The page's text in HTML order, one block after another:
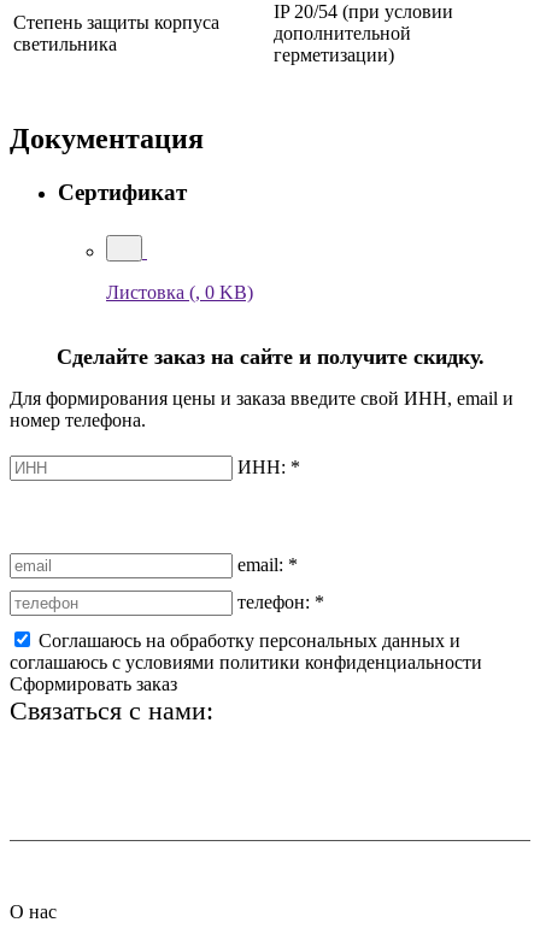
Степень защиты корпуса
светильника
IP 20/54 (при условии
дополнительной
герметизации)
Документация
Сертификат
Листовка (, 0 KB)
Сделайте заказ на сайте и получите скидку.
Для формирования цены и заказа введите свой ИНН, email и
номер телефона.
ИНН: *
email: *
телефон: *
Соглашаюсь на обработку персональных данных и
соглашаюсь с условиями политики конфиденциальности
Сформировать заказ
Связаться с нами:
О нас